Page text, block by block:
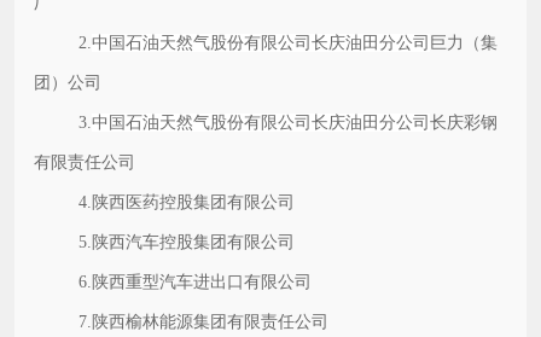
2. 中国石油天然气股份有限公司长庆油田分公司 巨力（集
团）公司
3. 中国石油天然气股份有限公司长庆油田分公司 长庆彩钢
有限责任公司
4.陕西医药控股集团有限公司
5.陕西汽车控股集团有限公司
6.陕西重型汽车进出口有限公司
7.陕西榆林能源集团有限责任公司